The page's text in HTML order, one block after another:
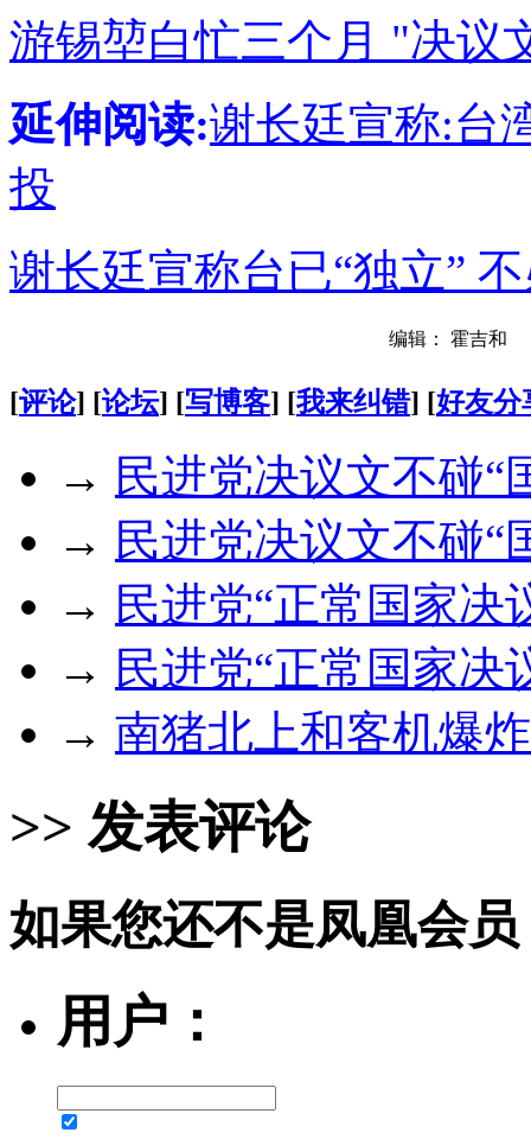
游锡堃白忙三个月 "决议
延伸阅读:谢长廷宣称:台
投
谢长廷宣称台已“独立”
编辑： 霍吉和
[评论] [论坛] [写博客] [我来纠错] [好友分
→ 民进党决议文不碰“
→ 民进党决议文不碰“
→ 民进党“正常国家决
→ 民进党“正常国家决
→ 南猪北上和客机爆
>> 发表评论
如果您还不是凤凰会
用户：